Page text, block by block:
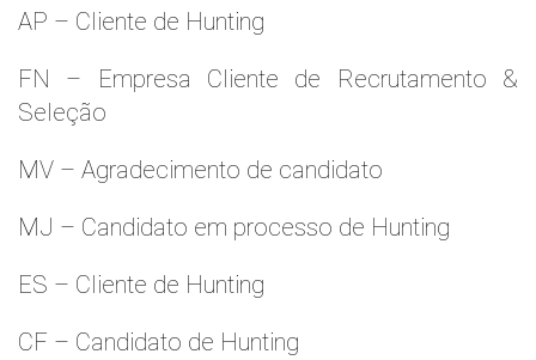
AP – Cliente de Hunting
FN – Empresa Cliente de Recrutamento &
Seleção
MV – Agradecimento de candidato
MJ – Candidato em processo de Hunting
ES – Cliente de Hunting
CF – Candidato de Hunting